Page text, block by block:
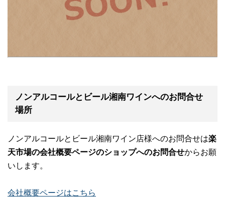
ノンアルコールとビール湘南ワインへのお問合せ
場所
ノンアルコールとビール湘南ワイン店様へのお問合せは楽
天市場の会社概要ページのショップへのお問合せからお願
いします。
会社概要ページはこちら